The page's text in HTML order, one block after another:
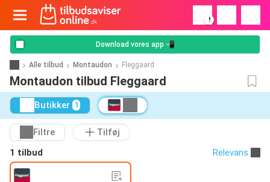
!
Download vores app 📲
Alle tilbud Montaudon Fleggaard
Montaudon tilbud Fleggaard
Butikker 1
Filtre
Tilføj
1 tilbud
Relevans